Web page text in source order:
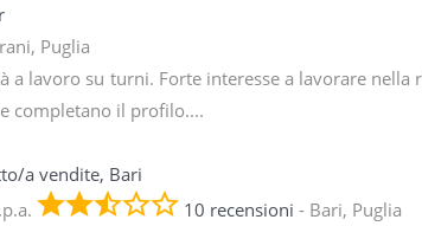
Puglia
a lavoro su turni. Forte interesse a lavorare
completano il profilo....
a vendite, Bari
10 recensioni - Bari, Puglia